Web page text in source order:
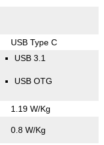
USB Type C
USB 3.1
USB OTG
1.19 W/Kg
0.8 W/Kg